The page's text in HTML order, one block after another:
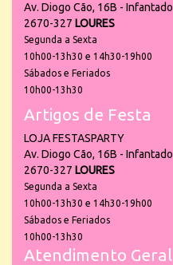
Av. Diogo Cão, 16B - Infantado
2670-327 LOURES
Segunda a Sexta
10h00-13h30 e 14h30-19h00
Sábados e Feriados
10h00-13h30
Artigos de Festa
LOJA FESTASPARTY
Av. Diogo Cão, 16B - Infantado
2670-327 LOURES
Segunda a Sexta
10h00-13h30 e 14h30-19h00
Sábados e Feriados
10h00-13h30
Atendimento Geral